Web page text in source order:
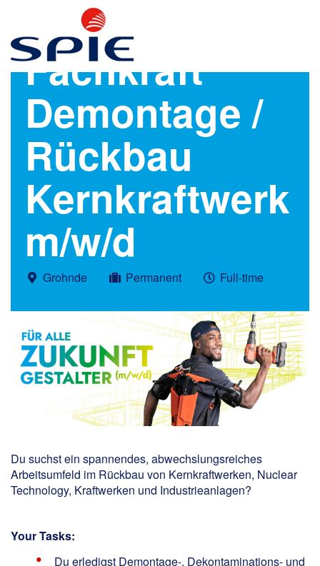
Fachkraft
Demontage /
Rückbau
Kernkraftwerk
m/w/d
Grohnde Permanent Full-time
Du suchst ein spannendes, abwechslungsreiches
Arbeitsumfeld im Rückbau von Kernkraftwerken, Nuclear
Technology, Kraftwerken und Industrieanlagen?
Your Tasks:
Du erledigst Demontage-, Dekontaminations- und